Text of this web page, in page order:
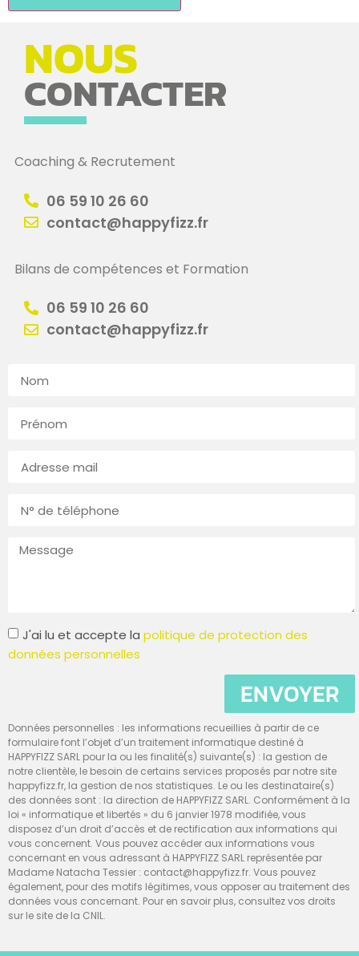
NOUS
CONTACTER
Coaching & Recrutement
06 59 10 26 60
contact@happyfizz.fr
Bilans de compétences et Formation
06 59 10 26 60
contact@happyfizz.fr
J'ai lu et accepte la politique de protection des
données personnelles
ENVOYER
Données personnelles : les informations recueillies à partir de ce
formulaire font l’objet d’un traitement informatique destiné à
HAPPYFIZZ SARL pour la ou les finalité(s) suivante(s) : la gestion de
notre clientèle, le besoin de certains services proposés par notre site
happyfizz.fr, la gestion de nos statistiques. Le ou les destinataire(s)
des données sont : la direction de HAPPYFIZZ SARL. Conformément à la
loi « informatique et libertés » du 6 janvier 1978 modifiée, vous
disposez d’un droit d’accès et de rectification aux informations qui
vous concernent. Vous pouvez accéder aux informations vous
concernant en vous adressant à HAPPYFIZZ SARL représentée par
Madame Natacha Tessier : contact@happyfizz.fr. Vous pouvez
également, pour des motifs légitimes, vous opposer au traitement des
données vous concernant. Pour en savoir plus, consultez vos droits
sur le site de la CNIL.